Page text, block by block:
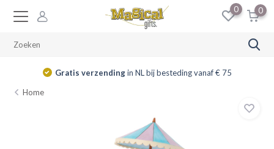
0 0
Gratis verzendingin NL bij besteding vanaf € 75
Home